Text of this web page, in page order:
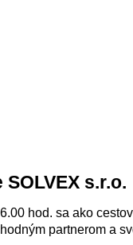
s.r.o.
hod. sa ako
partnerom a